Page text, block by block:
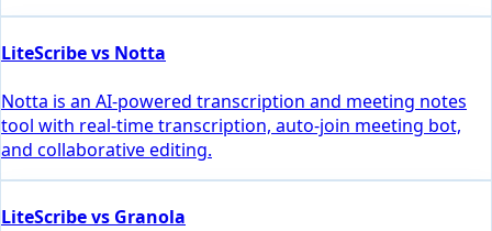
LiteScribe vs Notta
Notta is an AI-powered transcription and meeting notes
tool with real-time transcription, auto-join meeting bot,
and collaborative editing.
LiteScribe vs Granola